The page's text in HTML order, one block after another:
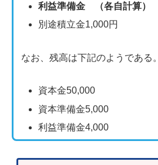
利益準備金 （各自計算）
別途積立金1,000円
なお、残高は下記のようである。
資本金50,000
資本準備金5,000
利益準備金4,000